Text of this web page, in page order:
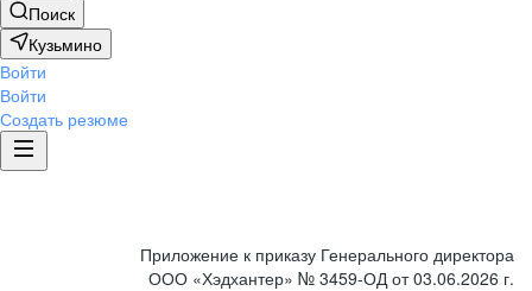
Поиск
Кузьмино
Войти
Войти
Создать резюме
Приложение к приказу Генерального директора
ООО «Хэдхантер» № 3459-ОД от 03.06.2026 г.